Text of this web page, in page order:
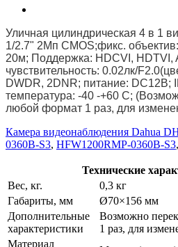
Уличная цилиндрическая 4 в 1
1/2.7" 2Mп CMOS;фикс.
20м; Поддержка: HDCVI, HDTVI,
чувствительность: 0.02лк/
DWDR, 2DNR; питание: DC12В;
температура: -40 -+60 С;
любой формат 1 раз, для
Камера видеонаблюдения Dahua
0360B-S3, HFW1200RMP-0360B-S3,
Технические
Вес, кг.
0,3 кг
Габариты, мм
Ø70×156 мм
Дополнительные
характеристики
Возможно
1 раз, для
Материал